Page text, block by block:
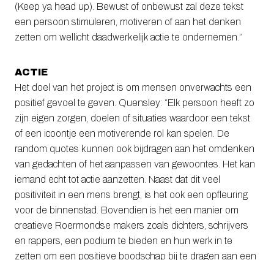
(Keep ya head up). Bewust of onbewust zal deze tekst
een persoon stimuleren, motiveren of aan het denken
zetten om wellicht daadwerkelijk actie te ondernemen.”
ACTIE
Het doel van het project is om mensen onverwachts een
positief gevoel te geven. Quensley: “Elk persoon heeft zo
zijn eigen zorgen, doelen of situaties waardoor een tekst
of een icoontje een motiverende rol kan spelen. De
random quotes kunnen ook bijdragen aan het omdenken
van gedachten of het aanpassen van gewoontes. Het kan
iemand echt tot actie aanzetten. Naast dat dit veel
positiviteit in een mens brengt, is het ook een opfleuring
voor de binnenstad. Bovendien is het een manier om
creatieve Roermondse makers zoals dichters, schrijvers
en rappers, een podium te bieden en hun werk in te
zetten om een positieve boodschap bij te dragen aan een